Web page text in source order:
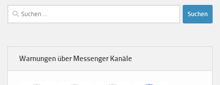
Suchen
nach:
Warnungen über Messenger Kanäle